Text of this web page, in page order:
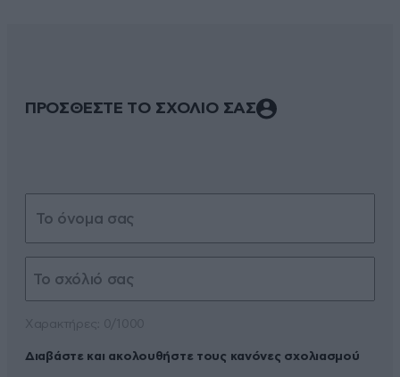
ΠΡΟΣΘΕΣΤΕ ΤΟ ΣΧΟΛΙΟ ΣΑΣ
Διαβάστε και ακολουθήστε τους κανόνες σχολιασμού